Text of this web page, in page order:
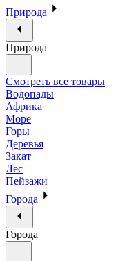
Природа
Природа
Смотреть все товары
Водопады
Африка
Море
Горы
Деревья
Закат
Лес
Пейзажи
Города
Города